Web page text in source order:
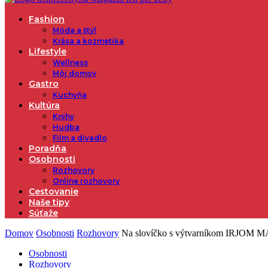
Fashion
Móda a štýl
Krása a kozmetika
Lifestyle
Wellness
Môj domov
Gastro
Kuchyňa
Kultúra
Knihy
Hudba
Film a divadlo
Poradňa
Osobnosti
Rozhovory
Online rozhovory
Cestovanie
Naše tipy
Súťaže
Domov Osobnosti Rozhovory Na slovíčko s výtvarníkom IRJOM
Osobnosti
Rozhovory